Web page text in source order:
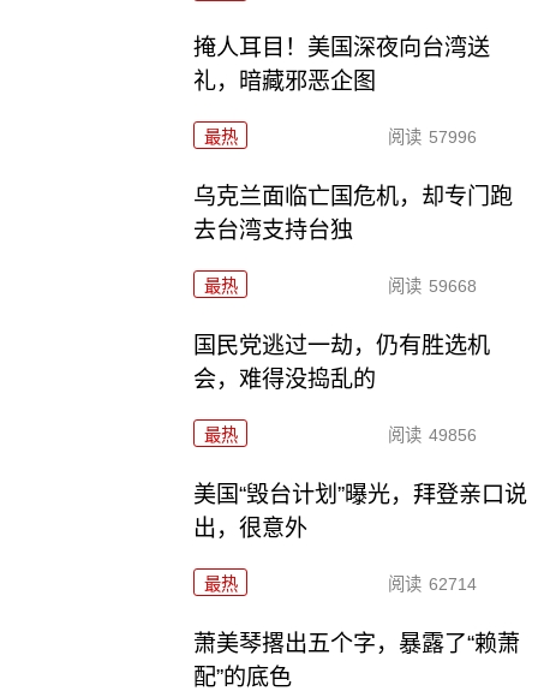
掩人耳目！美国深夜向台湾送
礼，暗藏邪恶企图
最热 阅读 57996
乌克兰面临亡国危机，却专门跑
去台湾支持台独
最热 阅读 59668
国民党逃过一劫，仍有胜选机
会，难得没捣乱的
最热 阅读 49856
美国“毁台计划”曝光，拜登亲口说
出，很意外
最热 阅读 62714
萧美琴撂出五个字，暴露了“赖萧
配”的底色